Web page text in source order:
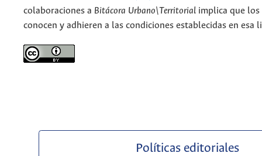
colaboraciones a Bitácora Urbano\Territorial implica que los
conocen y adhieren a las condiciones establecidas en esa
Políticas editoriales